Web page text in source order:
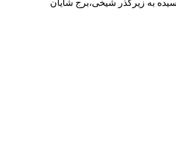
به زیرگذر شیخی،برج شایان